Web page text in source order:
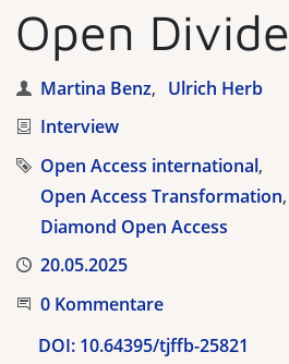
Open Divide
Autoren
Martina Benz
Ulrich Herb
Kategorie
Interview
Tags
Open Access international
Open Access Transformation
Diamond Open Access
Veröffentlicht
20.05.2025
Beginnen Sie die Unterhaltung
0 Kommentare
DOI: 10.64395/tjffb-25821